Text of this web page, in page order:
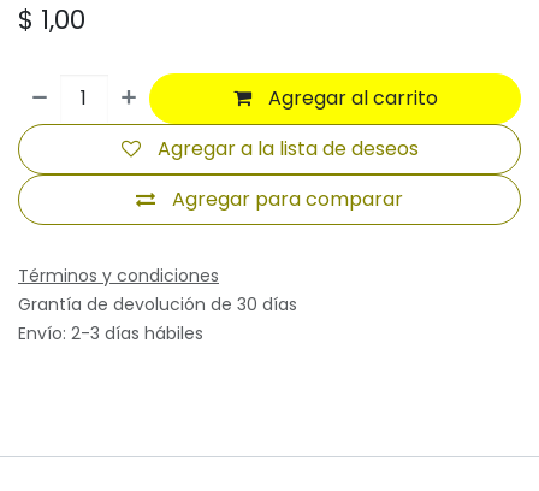
$ 1,00
Agregar al carrito
Agregar para comparar
Agregar a la lista de deseos
Términos y condiciones
Grantía de devolución de 30 días
Envío: 2-3 días hábiles